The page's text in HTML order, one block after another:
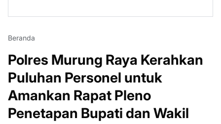
Beranda
Polres Murung Raya Kerahkan
Puluhan Personel untuk
Amankan Rapat Pleno
Penetapan Bupati dan Wakil